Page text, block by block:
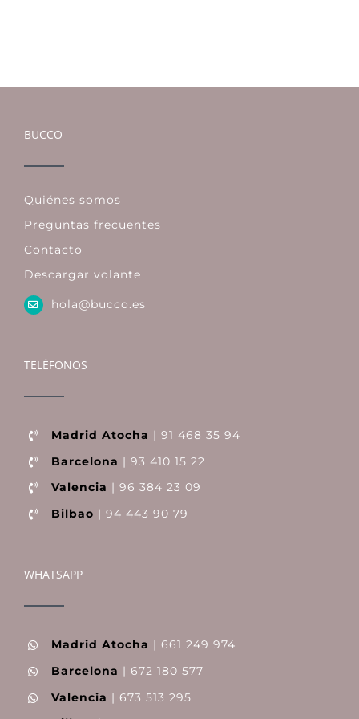
BUCCO
Quiénes somos
Preguntas frecuentes
Contacto
Descargar volante
hola@bucco.es
TELÉFONOS
Madrid Atocha | 91 468 35 94
Barcelona | 93 410 15 22
Valencia | 96 384 23 09
Bilbao | 94 443 90 79
WHATSAPP
Madrid Atocha | 661 249 974
Barcelona | 672 180 577
Valencia | 673 513 295